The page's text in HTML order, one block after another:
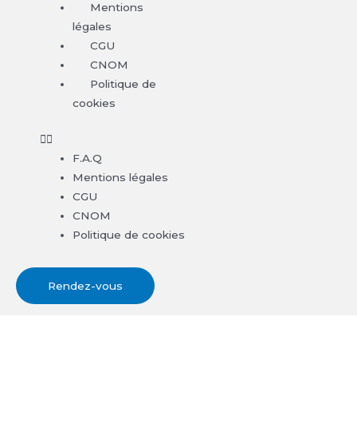
Mentions
légales
CGU
CNOM
Politique de
cookies
F.A.Q
Mentions légales
CGU
CNOM
Politique de cookies
Rendez-vous